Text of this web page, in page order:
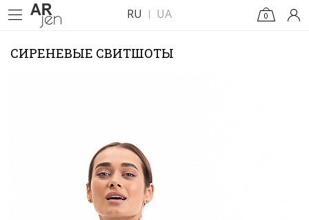
RU UA 0
СИРЕНЕВЫЕ СВИТШОТЫ